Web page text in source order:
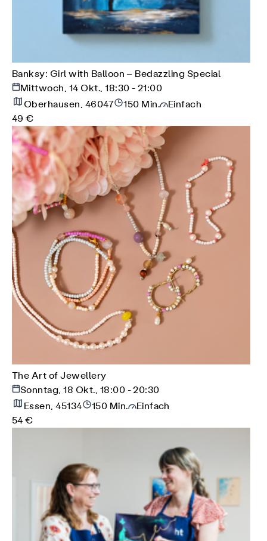
Banksy: Girl with Balloon – Bedazzling Special
Mittwoch, 14 Okt., 18:30 - 21:00
Oberhausen, 46047
150 Min.
Einfach
49 €
The Art of Jewellery
Sonntag, 18 Okt., 18:00 - 20:30
Essen, 45134
150 Min.
Einfach
54 €